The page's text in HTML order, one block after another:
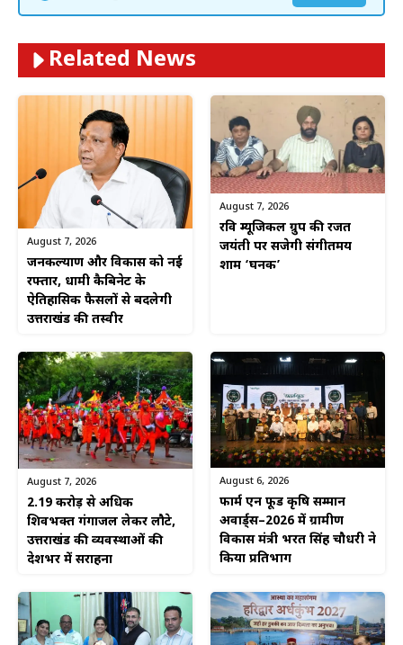
Related News
August 7, 2026
जनकल्याण और विकास को नई
रफ्तार, धामी कैबिनेट के
ऐतिहासिक फैसलों से बदलेगी
उत्तराखंड की तस्वीर
August 7, 2026
रवि म्यूजिकल ग्रुप की रजत
जयंती पर सजेगी संगीतमय
शाम ‘घनक’
August 7, 2026
2.19 करोड़ से अधिक
शिवभक्त गंगाजल लेकर लौटे,
उत्तराखंड की व्यवस्थाओं की
देशभर में सराहना
August 6, 2026
फार्म एन फूड कृषि सम्मान
अवार्ड्स–2026 में ग्रामीण
विकास मंत्री भरत सिंह चौधरी ने
किया प्रतिभाग